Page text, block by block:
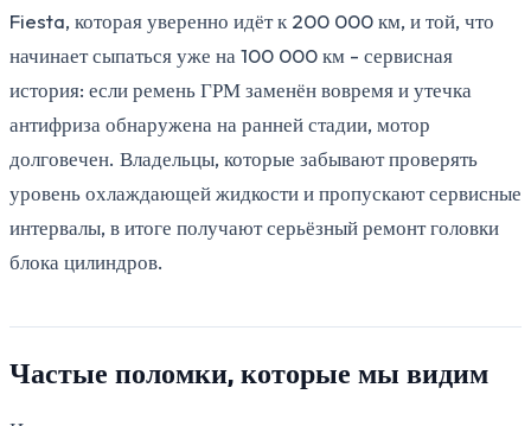
Fiesta, которая уверенно идёт к 200 000 км, и той, что
начинает сыпаться уже на 100 000 км - сервисная
история: если ремень ГРМ заменён вовремя и утечка
антифриза обнаружена на ранней стадии, мотор
долговечен. Владельцы, которые забывают проверять
уровень охлаждающей жидкости и пропускают сервисные
интервалы, в итоге получают серьёзный ремонт головки
блока цилиндров.
Частые поломки, которые мы видим